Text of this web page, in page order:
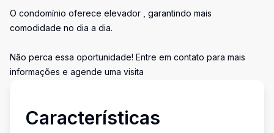
O condomínio oferece elevador , garantindo mais
comodidade no dia a dia.
Não perca essa oportunidade! Entre em contato para mais
informações e agende uma visita
Características